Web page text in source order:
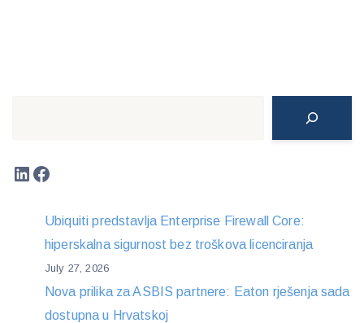
LinkedIn
Facebook
Ubiquiti predstavlja Enterprise Firewall Core:
hiperskalna sigurnost bez troškova licenciranja
July 27, 2026
Nova prilika za ASBIS partnere: Eaton rješenja sada
dostupna u Hrvatskoj